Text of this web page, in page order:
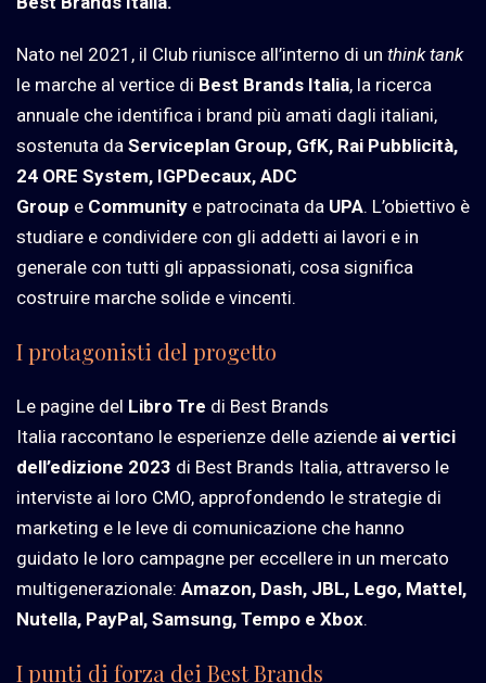
Nato nel 2021, il Club riunisce all’interno di un think tank
le marche al vertice di Best Brands Italia, la ricerca
annuale che identifica i brand più amati dagli italiani,
sostenuta da Serviceplan Group, GfK, Rai Pubblicità,
24 ORE System, IGPDecaux, ADC
Group e Community e patrocinata da UPA. L’obiettivo è
studiare e condividere con gli addetti ai lavori e in
generale con tutti gli appassionati, cosa significa
costruire marche solide e vincenti.
I protagonisti del progetto
Le pagine del Libro Tre di Best Brands
Italia raccontano le esperienze delle aziende ai vertici
dell’edizione 2023 di Best Brands Italia, attraverso le
interviste ai loro CMO, approfondendo le strategie di
marketing e le leve di comunicazione che hanno
guidato le loro campagne per eccellere in un mercato
multigenerazionale: Amazon, Dash, JBL, Lego, Mattel,
Nutella, PayPal, Samsung, Tempo e Xbox.
I punti di forza dei Best Brands